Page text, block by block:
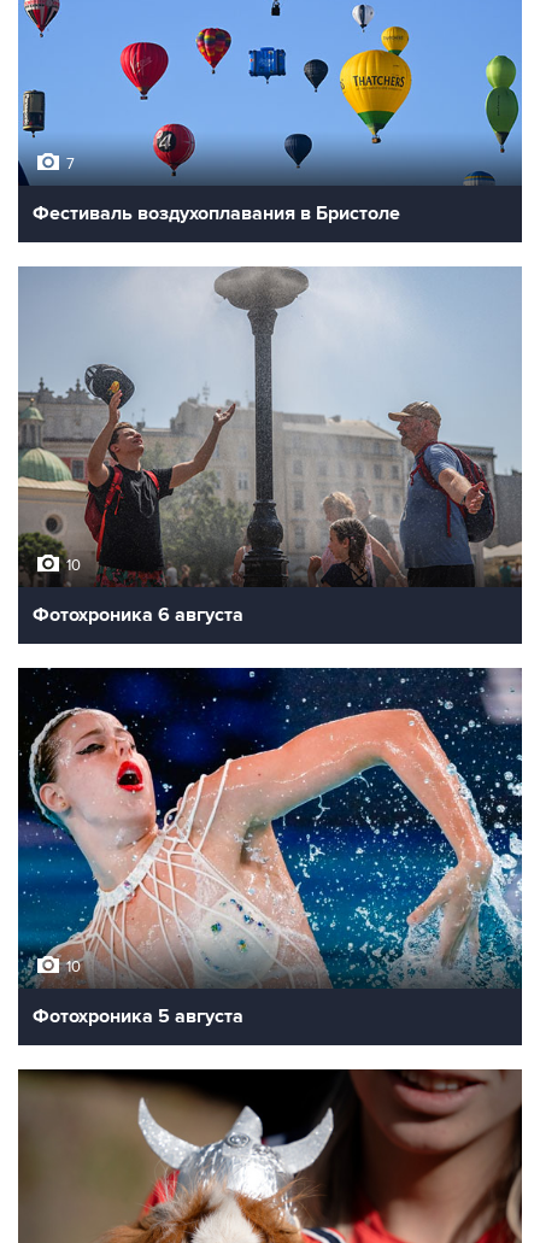
7
Фестиваль воздухоплавания в Бристоле
10
Фотохроника 6 августа
10
Фотохроника 5 августа